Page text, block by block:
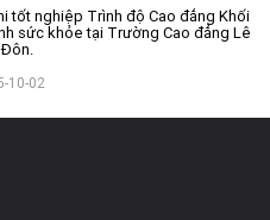
tốt nghiệp Trình độ Cao đẳng Khối
sức khỏe tại Trường Cao đẳng Lê
Đôn.
10-02